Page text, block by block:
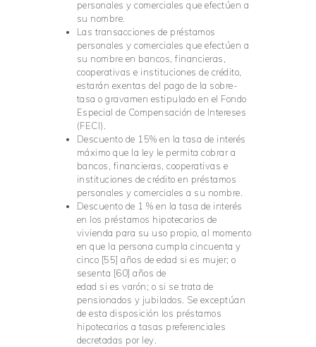
personales y comerciales que efectúen a
su nombre.
Las transacciones de préstamos
personales y comerciales que efectúen a
su nombre en bancos, financieras,
cooperativas e instituciones de crédito,
estarán exentas del pago de la sobre-
tasa o gravamen estipulado en el Fondo
Especial de Compensación de Intereses
(FECI).
Descuento de 15% en la tasa de interés
máximo que la ley le permita cobrar a
bancos, financieras, cooperativas e
instituciones de crédito en préstamos
personales y comerciales a su nombre.
Descuento de 1 % en la tasa de interés
en los préstamos hipotecarios de
vivienda para su uso propio, al momento
en que la persona cumpla cincuenta y
cinco [55] años de edad si es mujer; o
sesenta [60] años de
edad si es varón; o si se trata de
pensionados y jubilados. Se exceptúan
de esta disposición los préstamos
hipotecarios a tasas preferenciales
decretadas por ley.